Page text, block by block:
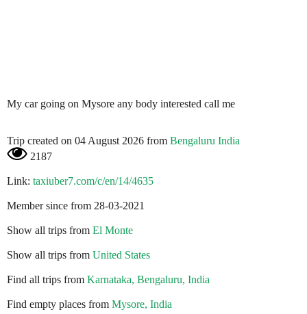
My car going on Mysore any body interested call me
Trip created on 04 August 2026 from Bengaluru India
2187
Link: taxiuber7.com/c/en/14/4635
Member since from 28-03-2021
Show all trips from El Monte
Show all trips from United States
Find all trips from Karnataka, Bengaluru, India
Find empty places from Mysore, India